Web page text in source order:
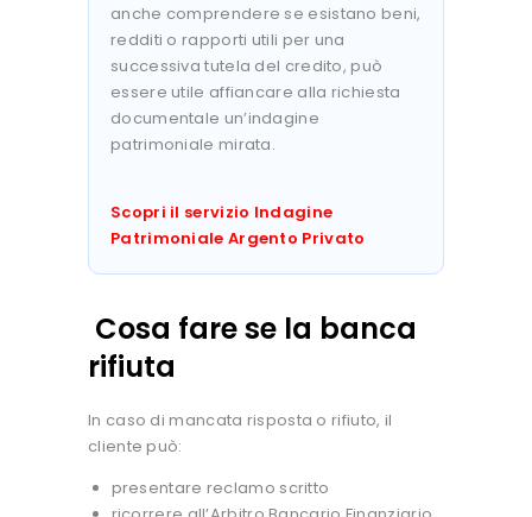
anche comprendere se esistano beni,
redditi o rapporti utili per una
successiva tutela del credito, può
essere utile affiancare alla richiesta
documentale un’indagine
patrimoniale mirata.
Scopri il servizio Indagine
Patrimoniale Argento Privato
Cosa fare se la banca
rifiuta
In caso di mancata risposta o rifiuto, il
cliente può:
presentare reclamo scritto